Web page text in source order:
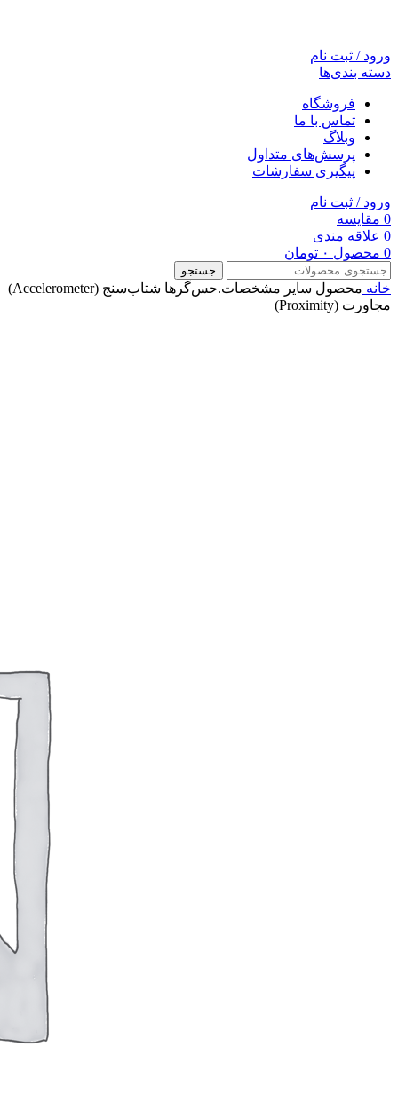
ورود / ثبت نام
دسته بندی‌ها
فروشگاه
تماس با ما
وبلاگ
پرسش‌های متداول
پیگیری سفارشات
ورود / ثبت نام
0 مقایسه
0 علاقه مندی
0 محصول ۰ تومان
جستجو
خانه محصول ساير مشخصات.حس‌گرها
شتاب‌سنج (Accelerometer)
مجاورت (Proximity)